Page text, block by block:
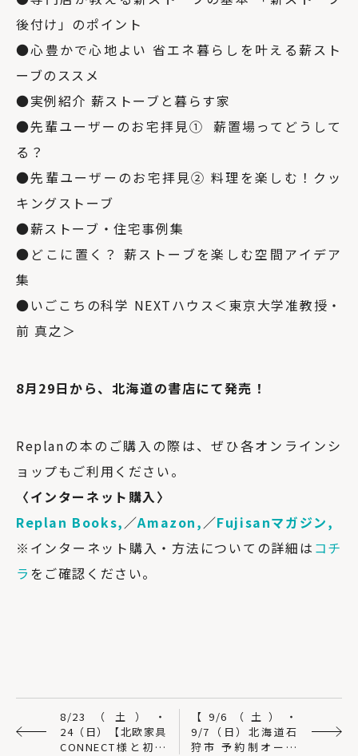
後付け」のポイント
●心豊かで心地よい 省エネ暮らしを叶える薪スト
ーブのススメ
●実例紹介 薪ストーブと暮らす家
●先輩ユーザーのお宅拝見① 薪置場ってどうして
る？
●先輩ユーザーのお宅拝見② 料理を楽しむ！クッ
キングストーブ
●薪ストーブ・住宅事例集
●どこに置く？ 薪ストーブを楽しむ空間アイデア
集
●いごこちの科学 NEXTハウス＜東京大学准教授・
前 真之＞
8月29日から、北海道の書店にて発売！
Replanの本のご購入の際は、ぜひ各オンラインシ
ョップもご利用ください。
〈インターネット購入〉
Replan Books,／Amazon,／Fujisanマガジン,
※インターネット購入・方法についての詳細は コチ
ラ をご確認ください。
8/23（土）・
24（日）【北欧家具
CONNECT様と初コ
【9/6（土）・
9/7（日）北海道石
狩市 予約制オープ